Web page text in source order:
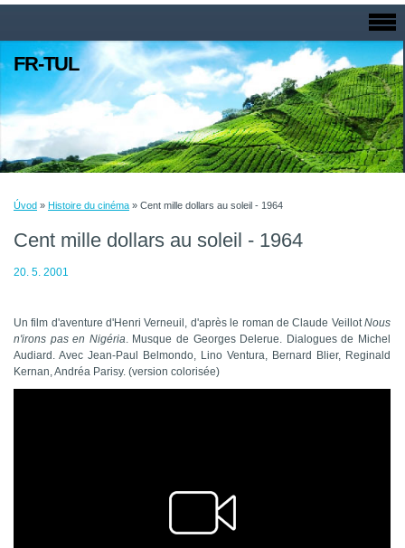
FR-TUL
Úvod » Histoire du cinéma » Cent mille dollars au soleil - 1964
Cent mille dollars au soleil - 1964
20. 5. 2001
Un film d'aventure d'Henri Verneuil, d'après le roman de Claude VeillotNous
n'irons pas en Nigéria. Musque de Georges Delerue. Dialogues de Michel
Audiard. Avec Jean-Paul Belmondo, Lino Ventura, Bernard Blier, Reginald
Kernan, Andréa Parisy. (version colorisée)